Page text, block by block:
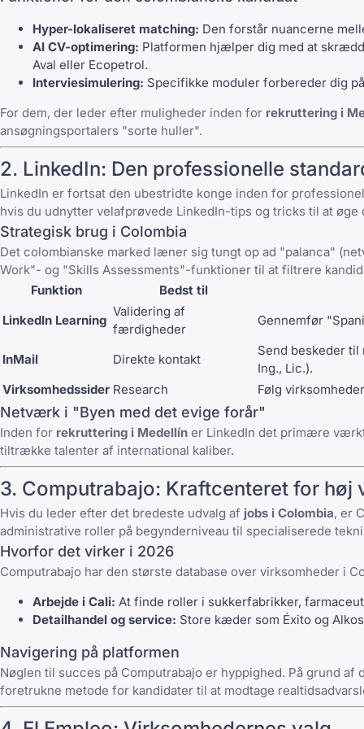
Hyper-lokaliseret matching: Den forstår nuancerne
AI CV-optimering: Platformen hjælper dig med at
Aval eller Ecopetrol.
Interviesimulering: Specifikke moduler forbereder dig
For dem, der leder efter muligheder inden for rekruttering i
ansøgningsportalers "sorte huller".
2. LinkedIn: Den professionelle
LinkedIn er fortsat den ubestridte konge inden for
hvis du udnytter velafprøvede LinkedIn-tips og tricks til at øge
Strategisk brug i Colombia
Det colombianske marked læner sig tungt op ad "palanca"
Work"- og "Skills Assessments"-funktioner til at filtrere
Funktion
Bedst til
LinkedIn Learning
Validering af
færdigheder
Gennemfør
InMail Direkte kontakt
Send beskeder
Ing., Lic.).
Virksomhedssider Research Følg
Netværk i "Byen med det evige forår"
Inden for rekruttering i Medellín er LinkedIn det primære
tiltrække talenter af international kaliber.
3. Computrabajo: Kraftcenteret for høj
Hvis du leder efter det bredeste udvalg af jobs i Colombia, er
administrative roller på begynderniveau til specialiserede
Hvorfor det virker i 2026
Computrabajo har den største database over virksomheder i
Arbejde i Cali: At finde roller i sukkerfabrikker,
Detailhandel og service: Store kæder som Éxito og
Navigering på platformen
Nøglen til succes på Computrabajo er hyppighed. På grund af
foretrukne metode for kandidater til at modtage